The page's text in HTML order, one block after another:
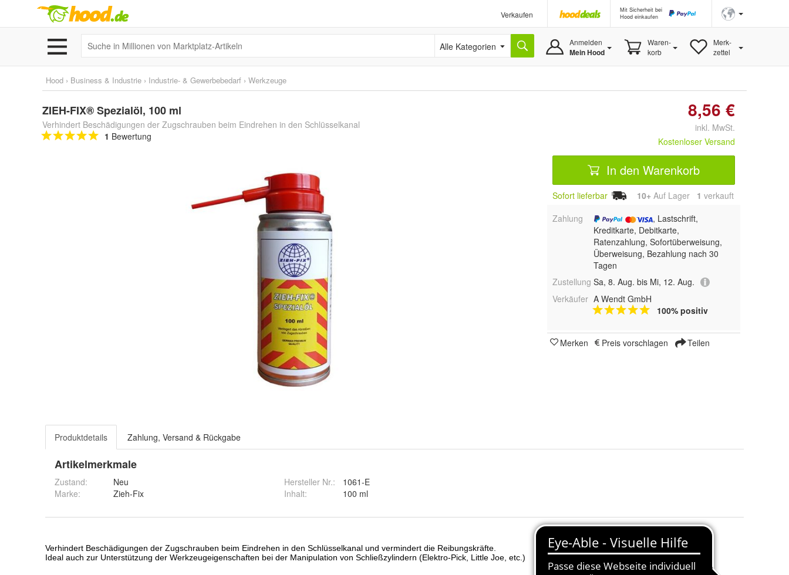
Verkaufen
Mit Sicherheit bei
Hood einkaufen
Alle Kategorien Anmelden
Mein Hood
Waren-
korb
Merk-
zettel
Hood › Business & Industrie › Industrie- & Gewerbebedarf › Werkzeuge
ZIEH-FIX® Spezialöl, 100 ml
Verhindert Beschädigungen der Zugschrauben beim Eindrehen in den Schlüsselkanal
1 Bewertung
8,56 €
inkl. MwSt.
Kostenloser Versand
In den Warenkorb
Sofort lieferbar 10+ Auf Lager 1 verkauft
Zahlung
, Lastschrift,
Kreditkarte, Debitkarte,
Ratenzahlung, Sofortüberweisung,
Überweisung, Bezahlung nach 30
Tagen
Zustellung Sa, 8. Aug. bis Mi, 12. Aug.
Verkäufer A Wendt GmbH
100% positiv
Merken Preis vorschlagen Teilen
Produktdetails Zahlung, Versand & Rückgabe
Artikelmerkmale
Zustand:
Neu
Marke:
Zieh-Fix
Hersteller Nr.:
1061-E
Inhalt: 100 ml